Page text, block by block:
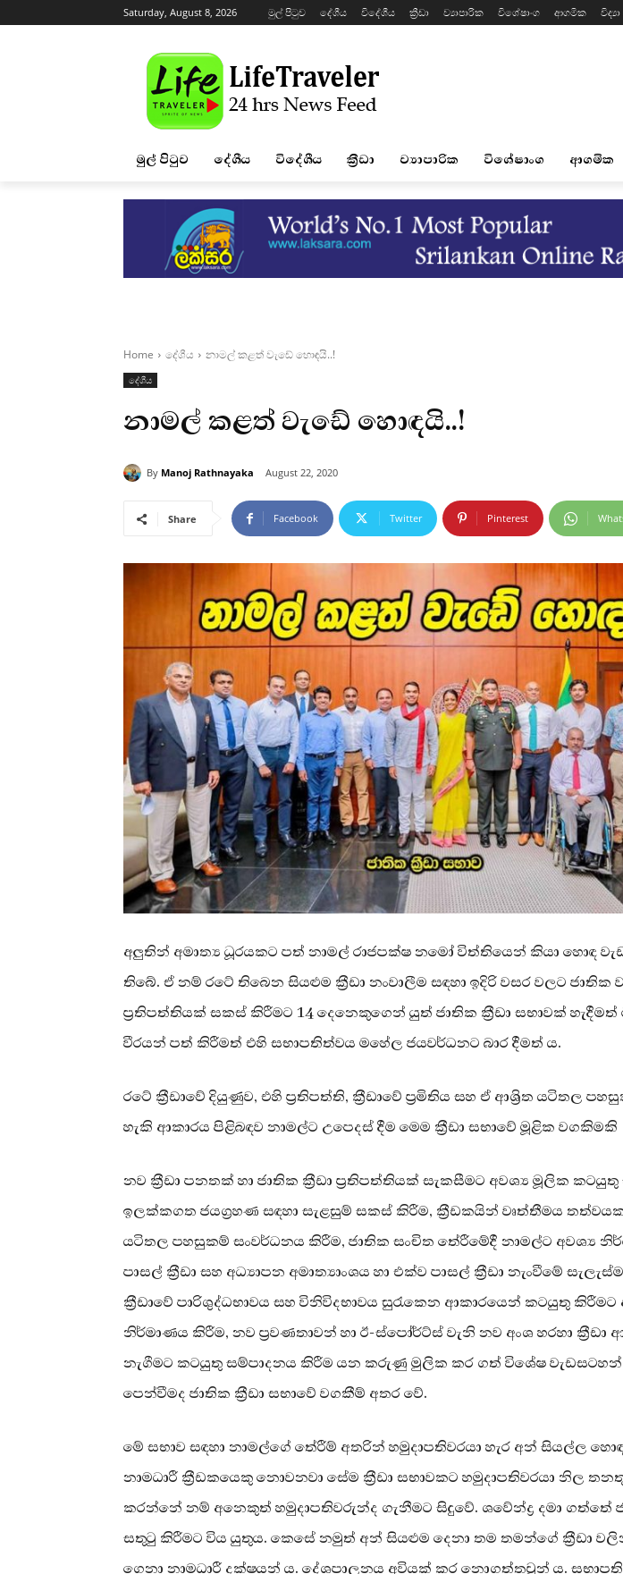
Saturday, August 8, 2026 මුල් පිටුව දේශීය විදේශීය ක්‍රීඩා ව්‍යාපාරික විශේෂාංග ආගමික
මුල් පිටුව දේශීය විදේශීය ක්‍රීඩා ව්‍යාපාරික විශේෂාංග ආගමික
Home දේශීය නාමල් කළත් වැඩේ හොඳයි..!
දේශීය
නාමල් කළත් වැඩේ හොඳයි..!
By Manoj Rathnayaka August 22, 2020
Share Facebook Twitter Pinterest
අලුතින් අමාත්‍ය ධූරයකට පත් නාමල් රාජපක්ෂ නමෝ විත්තියෙන් කියා හොඳ
තිබේ. ඒ නම් රටේ තිබෙන සියළුම ක්‍රීඩා නංවාලීම සඳහා ඉදිරි වසර වලට ජාතික
ප්‍රතිපත්තියක් සකස් කිරීමට 14 දෙනෙකුගෙන් යුත් ජාතික ක්‍රීඩා සභාවක් හැදීමත්
වීරයන් පත් කිරීමත් එහි සභාපතිත්වය මහේල ජයවර්ධනට බාර දීමත් ය.
රටේ ක්‍රීඩාවේ දියුණුව, එහි ප්‍රතිපත්ති, ක්‍රීඩාවේ ප්‍රමිතිය සහ ඒ ආශ්‍රිත යටිතල
හැකි ආකාරය පිළිබඳව නාමල්ට උපෙදස් දීම මෙම ක්‍රීඩා සභාවේ මූළික වගකිමකි
නව ක්‍රීඩා පනතක් හා ජාතික ක්‍රීඩා ප්‍රතිපත්තියක් සැකසීමට අවශ්‍ය මූලික
ඉලක්කගත ජයග්‍රහණ සඳහා සැළසුම් සකස් කිරීම, ක්‍රීඩකයින් වෘත්තීමය
යටිතල පහසුකම් සංවර්ධනය කිරීම, ජාතික සංචිත තේරීමේදී නාමල්ට අවශ්‍ය
පාසල් ක්‍රීඩා සහ අධ්‍යාපන අමාත්‍යාංශය හා එක්ව පාසල් ක්‍රීඩා නැංවීමේ
ක්‍රීඩාවේ පාරිශුද්ධභාවය සහ විනිවිදභාවය සුරැකෙන ආකාරයෙන් කටයුතු කිරීමට
නිර්මාණය කිරීම, නව ප්‍රවණතාවන් හා ඊ-ස්පෝර්ට්ස් වැනි නව අංශ හරහා
නැගීමට කටයුතු සම්පාදනය කිරීම යන කරුණු මුලික කර ගත් විශේෂ වැඩසටහන්
පෙන්වීමද ජාතික ක්‍රීඩා සභාවේ වගකීම් අතර වේ.
මේ සභාව සඳහා නාමල්ගේ තේරීම් අතරින් හමුදාපතිවරයා හැර අන් සියල්ල
නාමධාරී ක්‍රීඩකයෙකු නොවනවා සේම ක්‍රීඩා සභාවකට හමුදාපතිවරයා නිල
කරන්නේ නම් අනෙකුත් හමුදාපතිවරුන්ද ගැනීමට සිදුවේ. ශවේන්ද්‍ර දමා ගත්තේ
සතුටු කිරීමට විය යුතුය. කෙසේ නමුත් අන් සියළුම දෙනා තම තමන්ගේ ක්‍රීඩා
ගෙනා නාමධාරී දක්ෂයන් ය. දේශපාලනය අවියක් කර නොගත්තවුන් ය.